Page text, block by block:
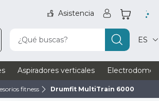
Asistencia
¿Qué buscas? ES
Aspiradores verticales
fitness Drumfit MultiTrain 6000